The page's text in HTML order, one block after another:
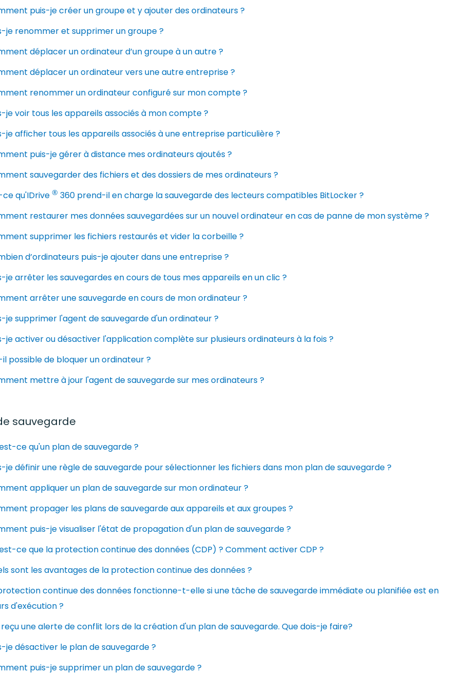
puis-je créer un groupe et y ajouter des ordinateurs ?
je renommer et supprimer un groupe ?
déplacer un ordinateur d’un groupe à un autre ?
déplacer un ordinateur vers une autre entreprise ?
renommer un ordinateur configuré sur mon compte ?
je voir tous les appareils associés à mon compte ?
je afficher tous les appareils associés à une entreprise particulière ?
puis-je gérer à distance mes ordinateurs ajoutés ?
sauvegarder des fichiers et des dossiers de mes ordinateurs ?
ce qu'IDrive ® 360 prend-il en charge la sauvegarde des lecteurs compatibles BitLocker ?
restaurer mes données sauvegardées sur un nouvel ordinateur en cas de panne de mon système ?
supprimer les fichiers restaurés et vider la corbeille ?
d’ordinateurs puis-je ajouter dans une entreprise ?
je arrêter les sauvegardes en cours de tous mes appareils en un clic ?
arrêter une sauvegarde en cours de mon ordinateur ?
je supprimer l'agent de sauvegarde d'un ordinateur ?
je activer ou désactiver l'application complète sur plusieurs ordinateurs à la fois ?
il possible de bloquer un ordinateur ?
mettre à jour l'agent de sauvegarde sur mes ordinateurs ?
sauvegarde
ce qu'un plan de sauvegarde ?
je définir une règle de sauvegarde pour sélectionner les fichiers dans mon plan de sauvegarde ?
appliquer un plan de sauvegarde sur mon ordinateur ?
propager les plans de sauvegarde aux appareils et aux groupes ?
puis-je visualiser l'état de propagation d'un plan de sauvegarde ?
ce que la protection continue des données (CDP) ? Comment activer CDP ?
sont les avantages de la protection continue des données ?
continue des données fonctionne-t-elle si une tâche de sauvegarde immédiate ou planifiée est en
d'exécution ?
une alerte de conflit lors de la création d'un plan de sauvegarde. Que dois-je faire?
je désactiver le plan de sauvegarde ?
puis-je supprimer un plan de sauvegarde ?